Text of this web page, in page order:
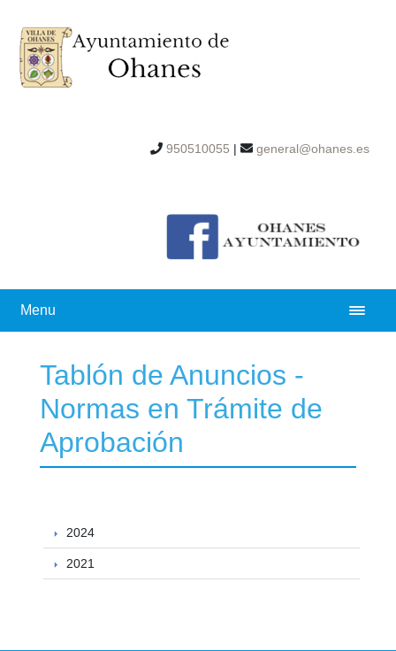
950510055 | general@ohanes.es
Menu
Tablón de Anuncios -
Normas en Trámite de
Aprobación
2024
2021